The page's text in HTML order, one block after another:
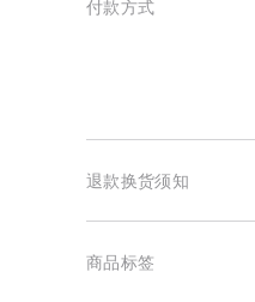
付款方式
退款换货须知
商品标签